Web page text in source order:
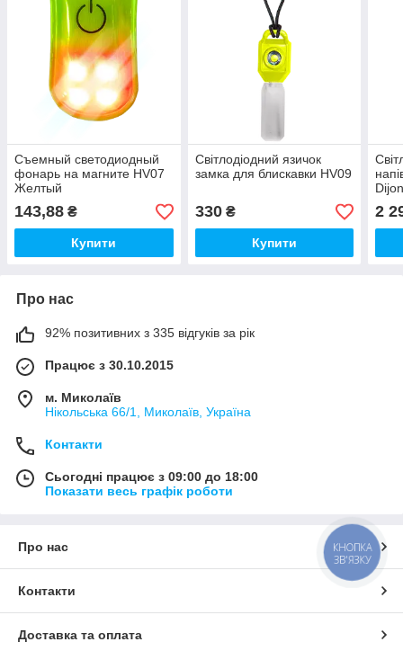
Съемный светодиодный
фонарь на магните HV07
Желтый
143,88 ₴
Купити
Світлодіодний язичок
замка для блискавки HV09
330₴
Купити
2
Про нас
92% позитивних з 335 відгуків за рік
Працює з 30.10.2015
м. Миколаїв
Нікольська 66/1, Миколаїв, Україна
Контакти
Сьогодні працює з 09:00 до 18:00
Показати весь графік роботи
Про нас
Контакти
Доставка та оплата
КНОПКА
ЗВ'ЯЗКУ